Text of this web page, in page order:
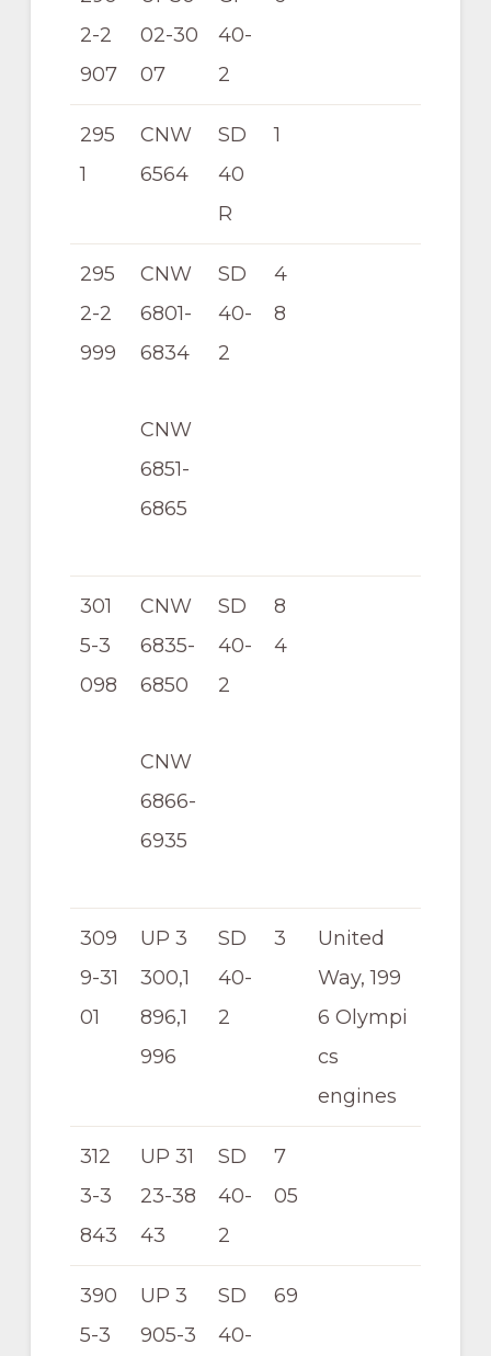
2-2
907
02-30
07
40-
2
295
1
CNW
6564
SD
40
R
1
295
2-2
999
CNW
6801-
6834
CNW
6851-
6865
SD
40-
2
4
8
301
5-3
098
CNW
6835-
6850
CNW
6866-
6935
SD
40-
2
8
4
309
9-31
01
UP 3
300,1
896,1
996
SD
40-
2
3
United
Way, 199
6 Olympi
cs
engines
312
3-3
843
UP 31
23-38
43
SD
40-
2
7
05
390
5-3
UP 3
905-3
SD
40-
69